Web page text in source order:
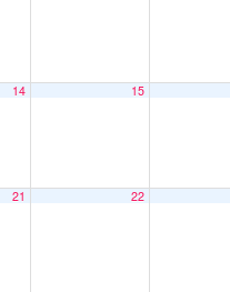
14 15
21 22